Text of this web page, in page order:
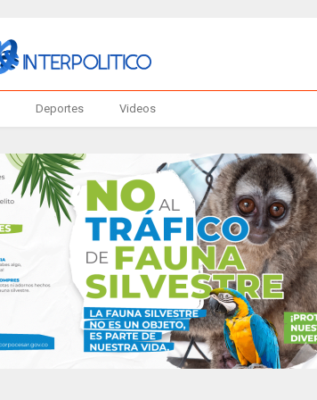
Deportes Videos